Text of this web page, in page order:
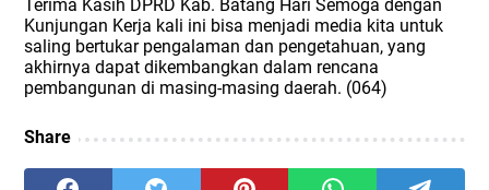
Terima Kasih DPRD Kab. Batang Hari Semoga dengan
Kunjungan Kerja kali ini bisa menjadi media kita untuk
saling bertukar pengalaman dan pengetahuan, yang
akhirnya dapat dikembangkan dalam rencana
pembangunan di masing-masing daerah. (064)
Share